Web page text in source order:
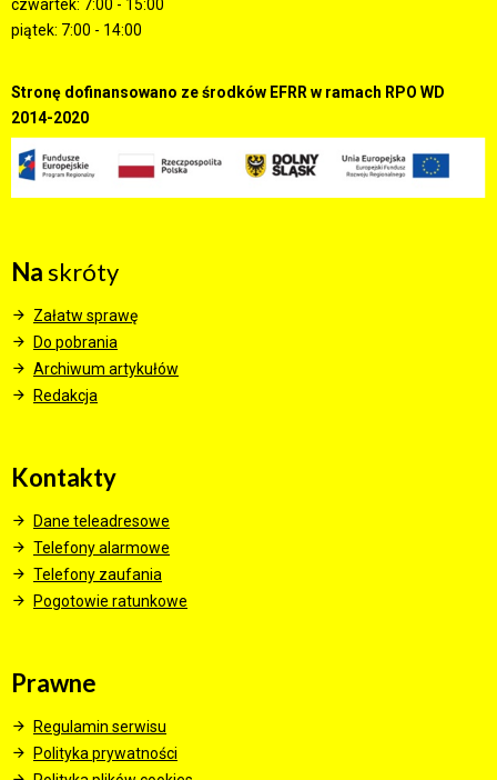
czwartek: 7:00 - 15:00
piątek: 7:00 - 14:00
Stronę dofinansowano ze środków EFRR w ramach RPO WD
2014-2020
Naskróty
Załatw sprawę
Do pobrania
Archiwum artykułów
Redakcja
Kontakty
Dane teleadresowe
Telefony alarmowe
Telefony zaufania
Pogotowie ratunkowe
Prawne
Regulamin serwisu
Polityka prywatności